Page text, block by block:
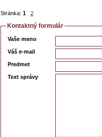
Stránka: 1 2
Kontaktný formulár
Vaše meno
Váš e-mail
Predmet
Text správy